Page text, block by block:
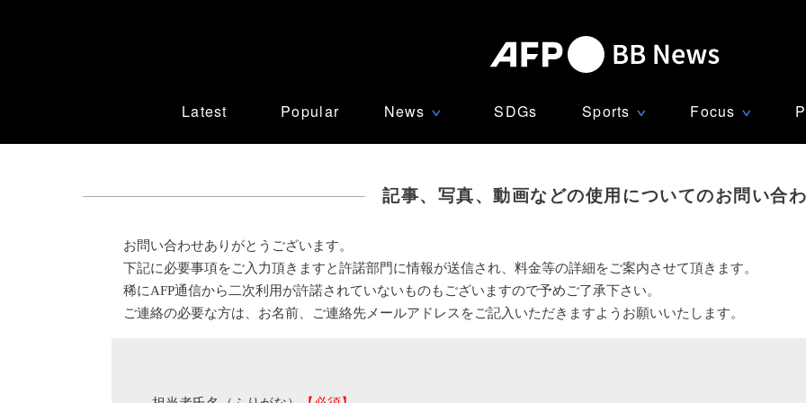
Latest Popular News ∨ SDGs Sports ∨ Focus ∨
記事、写真、動画などの使用についてのお問い合
お問い合わせありがとうございます。
下記に必要事項をご入力頂きますと許諾部門に情報が送信され、料金等の詳細をご案内させて頂きます。
稀にAFP通信から二次利用が許諾されていないものもございますので予めご了承下さい。
ご連絡の必要な方は、お名前、ご連絡先メールアドレスをご記入いただきますようお願いいたします。